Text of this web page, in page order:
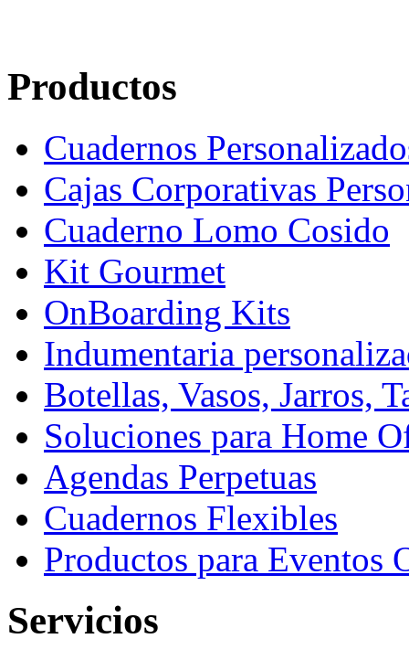
Productos
Cuadernos
Cajas Corporativas
Cuaderno Lomo Cosido
Kit Gourmet
OnBoarding Kits
Indumentaria
Botellas, Vasos, Jarros,
Soluciones para Home
Agendas Perpetuas
Cuadernos Flexibles
Productos para Eventos
Servicios